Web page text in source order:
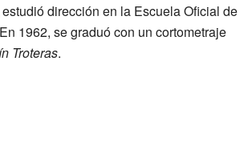
dirección en la Escuela Oficial de
1962, se graduó con un cortometraje
Troteras.